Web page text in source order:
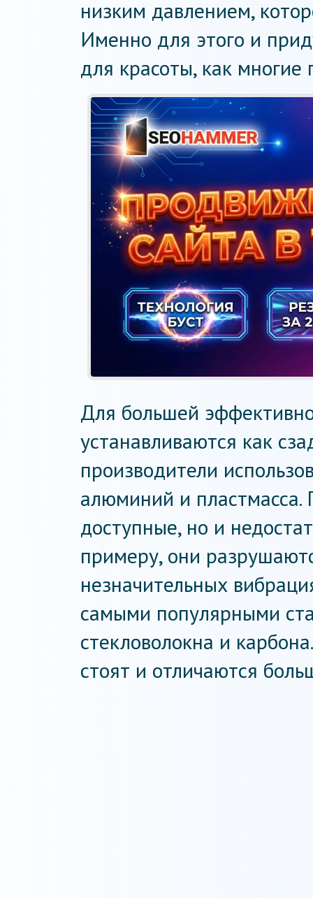
низким давлением,
Именно для этого и
для красоты, как многие
Для большей
устанавливаются как
производители
алюминий и
доступные, но и
примеру, они
незначительных
самыми популярными
стекловолокна и
стоят и отличаются